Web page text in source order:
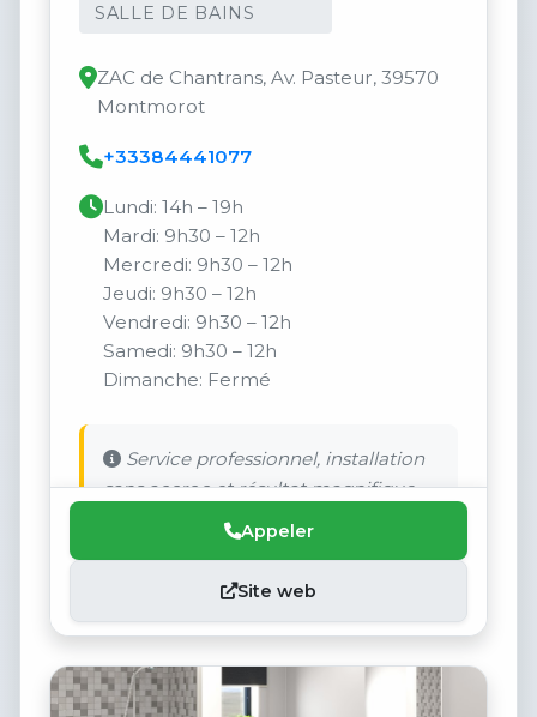
SALLE DE BAINS
ZAC de Chantrans, Av. Pasteur, 39570
Montmorot
+33384441077
Lundi: 14h – 19h
Mardi: 9h30 – 12h
Mercredi: 9h30 – 12h
Jeudi: 9h30 – 12h
Vendredi: 9h30 – 12h
Samedi: 9h30 – 12h
Dimanche: Fermé
Service professionnel, installation
sans accroc et résultat magnifique.
Appeler
Site web